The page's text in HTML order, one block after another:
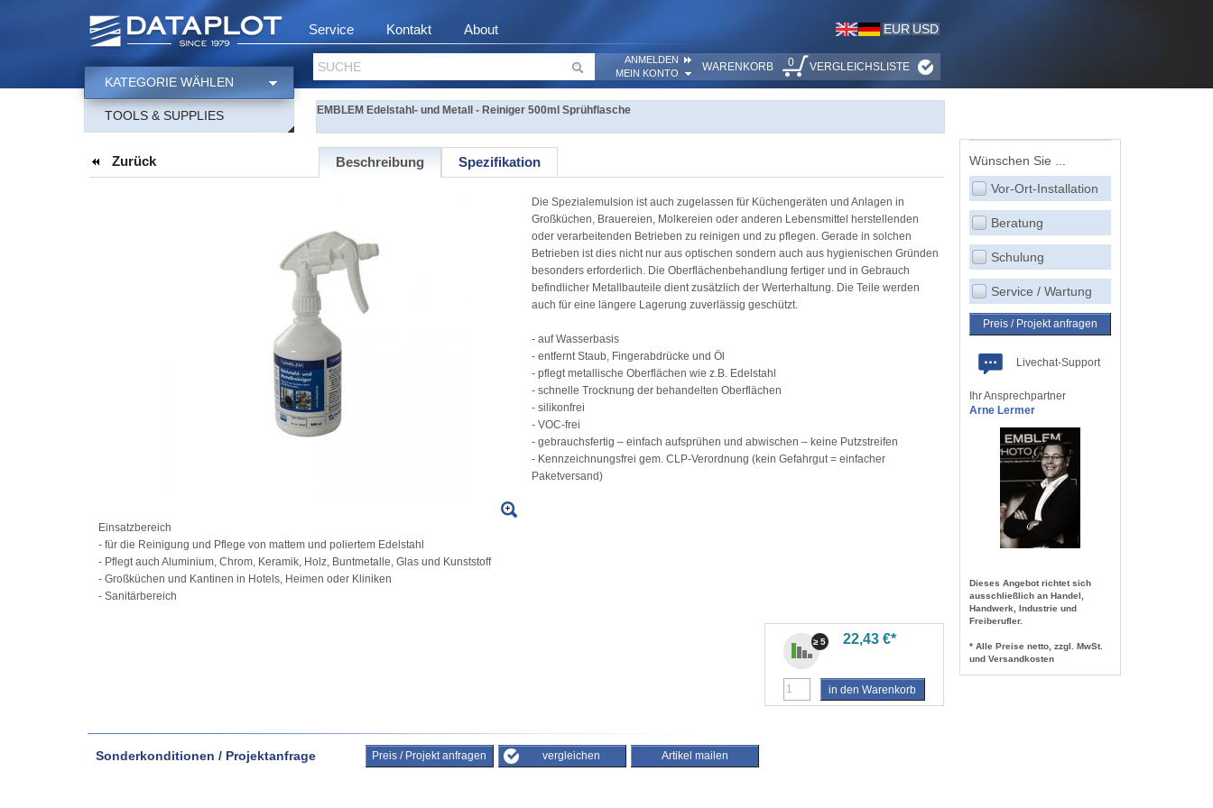
Service Kontakt About EUR USD
SUCHE
ANMELDEN
MEIN KONTO
WARENKORB 0 VERGLEICHSLISTE
KATEGORIE WÄHLEN
TOOLS & SUPPLIES EMBLEM Edelstahl- und Metall - Reiniger 500ml Sprühflasche
Zurück Beschreibung Spezifikation
Die Spezialemulsion ist auch zugelassen für Küchengeräten und Anlagen in
Großküchen, Brauereien, Molkereien oder anderen Lebensmittel herstellenden
oder verarbeitenden Betrieben zu reinigen und zu pflegen. Gerade in solchen
Betrieben ist dies nicht nur aus optischen sondern auch aus hygienischen Gründen
besonders erforderlich. Die Oberflächenbehandlung fertiger und in Gebrauch
befindlicher Metallbauteile dient zusätzlich der Werterhaltung. Die Teile werden
auch für eine längere Lagerung zuverlässig geschützt.
- auf Wasserbasis
- entfernt Staub, Fingerabdrücke und Öl
- pflegt metallische Oberflächen wie z.B. Edelstahl
- schnelle Trocknung der behandelten Oberflächen
- silikonfrei
- VOC-frei
- gebrauchsfertig – einfach aufsprühen und abwischen – keine Putzstreifen
- Kennzeichnungsfrei gem. CLP-Verordnung (kein Gefahrgut = einfacher
Paketversand)
Einsatzbereich
- für die Reinigung und Pflege von mattem und poliertem Edelstahl
- Pflegt auch Aluminium, Chrom, Keramik, Holz, Buntmetalle, Glas und Kunststoff
- Großküchen und Kantinen in Hotels, Heimen oder Kliniken
- Sanitärbereich
≥ 5 22,43 €*
in den Warenkorb
Sonderkonditionen / Projektanfrage Preis / Projekt anfragen vergleichen Artikel mailen
Wünschen Sie ...
Vor-Ort-Installation
Beratung
Schulung
Service / Wartung
Preis / Projekt anfragen
Livechat-Support
Ihr Ansprechpartner
Arne Lermer
Dieses Angebot richtet sich
ausschließlich an Handel,
Handwerk, Industrie und
Freiberufler.
* Alle Preise netto, zzgl. MwSt.
und Versandkosten